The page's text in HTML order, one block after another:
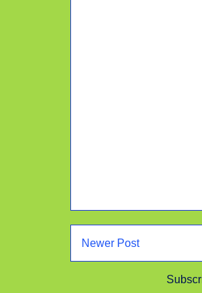
Newer Post